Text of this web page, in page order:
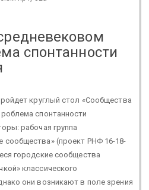
спонтанности
круглый стол «Сообщества
спонтанности
рабочая группа
сообщества» (проект РНФ 16-18-
городские сообщества
классического
они возникают в поле зрения